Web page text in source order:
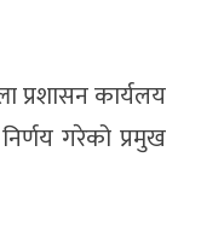
प्रशासन कार्यलय
गरेको प्रमुख